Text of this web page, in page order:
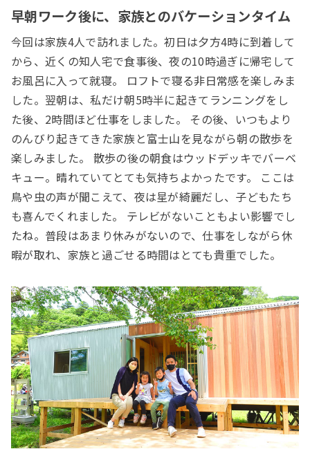
早朝ワーク後に、家族とのバケーションタイム
今回は家族4人で訪れました。初日は夕方4時に到着して
から、近くの知人宅で食事後、夜の10時過ぎに帰宅して
お風呂に入って就寝。 ロフトで寝る非日常感を楽しみま
した。翌朝は、私だけ朝5時半に起きてランニングをし
た後、2時間ほど仕事をしました。 その後、いつもより
のんびり起きてきた家族と富士山を見ながら朝の散歩を
楽しみました。 散歩の後の朝食はウッドデッキでバーベ
キュー。晴れていてとても気持ちよかったです。 ここは
鳥や虫の声が聞こえて、夜は星が綺麗だし、子どもたち
も喜んでくれました。 テレビがないこともよい影響でし
たね。普段はあまり休みがないので、仕事をしながら休
暇が取れ、家族と過ごせる時間はとても貴重でした。